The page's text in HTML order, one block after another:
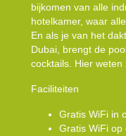
bijkomen van alle
hotelkamer, waar
En als je van het
Dubai, brengt de
cocktails. Hier
Faciliteiten
Gratis WiFi in
Gratis WiFi op